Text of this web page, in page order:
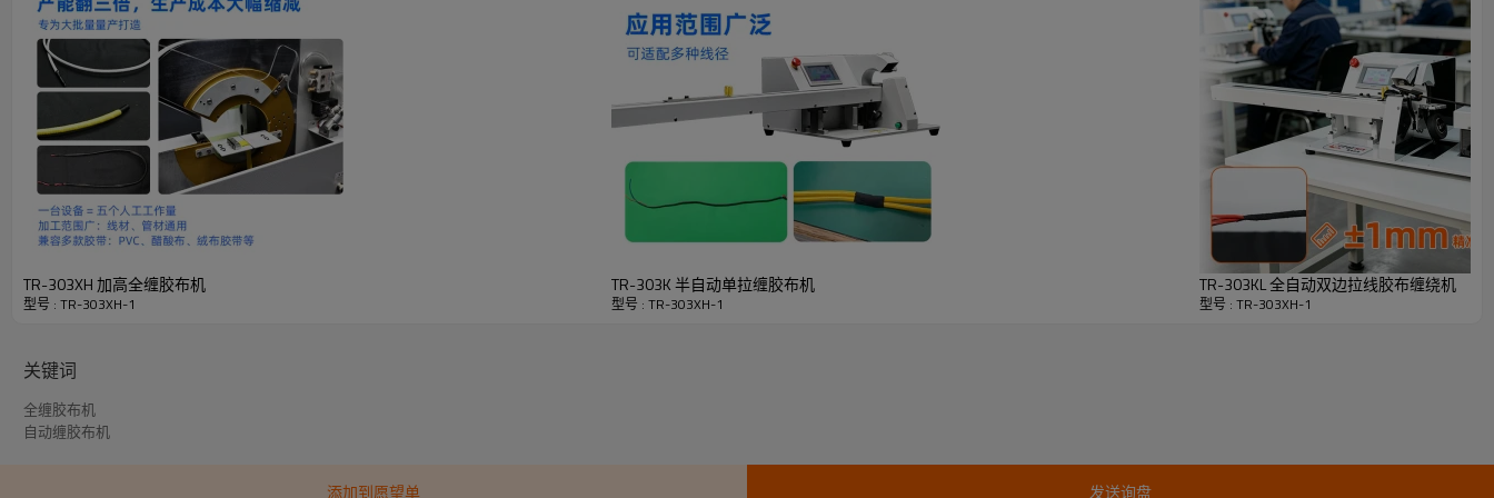
TR-303XH 加高全缠胶布机
型号 : TR-303XH-1
TR-303K 半自动单拉缠胶布机
型号 : TR-303XH-1
TR-303KL 全自动双边拉线胶布缠绕机
型号 : TR-303XH-1
关键词
全缠胶布机
自动缠胶布机
添加到愿望单 发送询盘